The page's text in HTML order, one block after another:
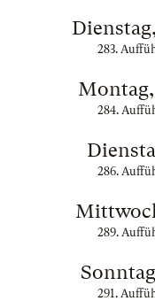
283.
Montag,
284.
286.
289.
291.